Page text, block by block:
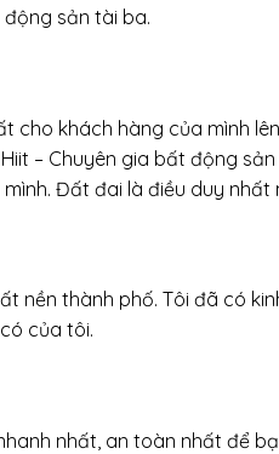
sản tài ba.
khách hàng của mình
– Chuyên gia bất động sản
Đất đai là điều duy nhất
thành phố. Tôi đã có
của tôi.
nhất, an toàn nhất để